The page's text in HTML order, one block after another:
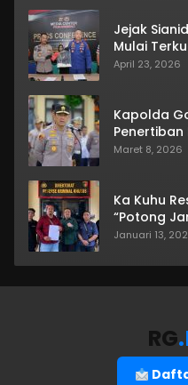
Jejak
Mulai
April 23, 2026
Kapolda
Penertiban
Maret 8, 2026
Ka Kuhu
“Potong
Januari 13,
RG